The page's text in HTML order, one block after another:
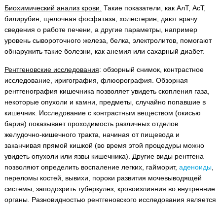
Биохимический анализ крови. Такие показатели, как АлТ, АсТ,
билирубин, щелочная фосфатаза, холестерин, дают врачу
сведения о работе печени, а другие параметры, например
уровень сывороточного железа, белка, электролитов, помогают
обнаружить такие болезни, как анемия или сахарный диабет.
Рентгеновские исследования: обзорный снимок, контрастное
исследование, иригография, флюорография. Обзорная
рентгенография кишечника позволяет увидеть скопления газа,
некоторые опухоли и камни, предметы, случайно попавшие в
кишечник. Исследование с контрастным веществом (окисью
бария) показывает проходимость различных отделов
желудочно-кишечного тракта, начиная от пищевода и
заканчивая прямой кишкой (во время этой процедуры можно
увидеть опухоли или язвы кишечника). Другие виды рентгена
позволяют определить воспаление легких, гайморит, аденоиды,
переломы костей, вывихи, пороки развития мочевыводящей
системы, заподозрить туберкулез, кровоизлияния во внутренние
органы. Разновидностью рентгеновского исследования является